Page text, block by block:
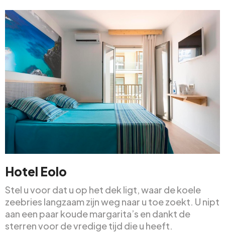
Hotel Eolo
Stel u voor dat u op het dek ligt, waar de koele
zeebries langzaam zijn weg naar u toe zoekt. U nipt
aan een paar koude margarita’s en dankt de
sterren voor de vredige tijd die u heeft.